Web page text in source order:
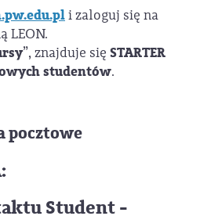
i zaloguj się na
LEON.
”, znajduje się STARTER
studentów.
pocztowe
Student -